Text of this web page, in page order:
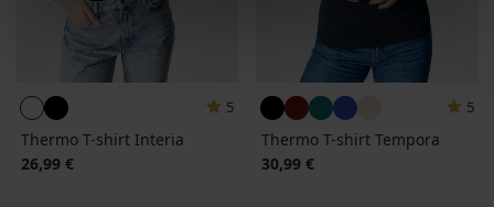
5
Thermo T-shirt Interia
26,99 €
5
Thermo T-shirt Tempora
30,99 €